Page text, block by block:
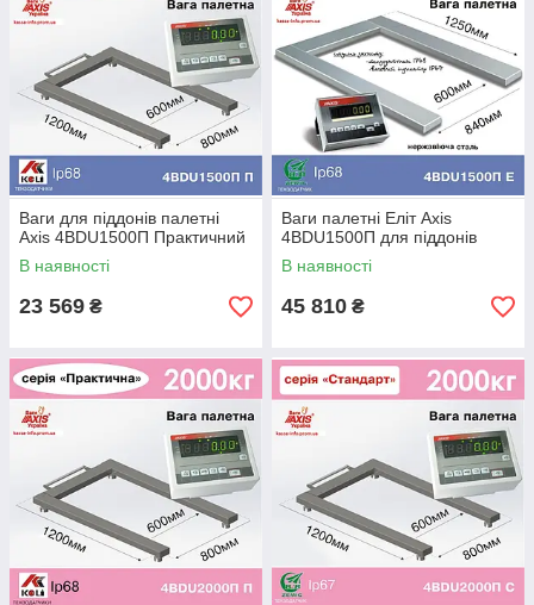
Ваги для піддонів палетні
Ахіѕ 4BDU1500П Практичний
В наявності
23 569 ₴
Ваги палетні Еліт Ахіѕ
4BDU1500П для піддонів
В наявності
45 810 ₴